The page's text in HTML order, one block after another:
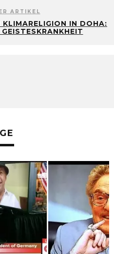
ARTIKEL
KLIMARELIGION IN DOHA: